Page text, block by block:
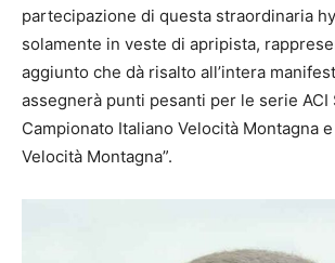
partecipazione di questa straordinaria
solamente in veste di apripista,
aggiunto che dà risalto all’intera
assegnerà punti pesanti per le serie ACI
Campionato Italiano Velocità Montagna
Velocità Montagna”.